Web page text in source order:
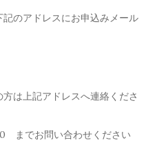
のアドレスにお申込みメール
は上記アドレスへ連絡くださ
までお問い合わせください